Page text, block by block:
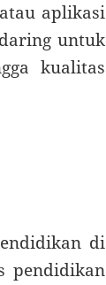
aplikasi
untuk
kualitas
di
pendidikan